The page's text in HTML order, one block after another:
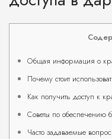
Общая информация о
Почему стоит
Как получить доступ к
Советы по обеспечению
Часто задаваемые